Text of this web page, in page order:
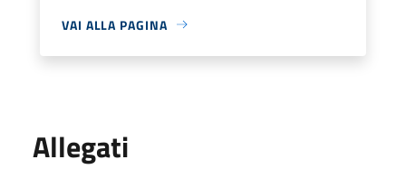
VAI ALLA PAGINA
Allegati